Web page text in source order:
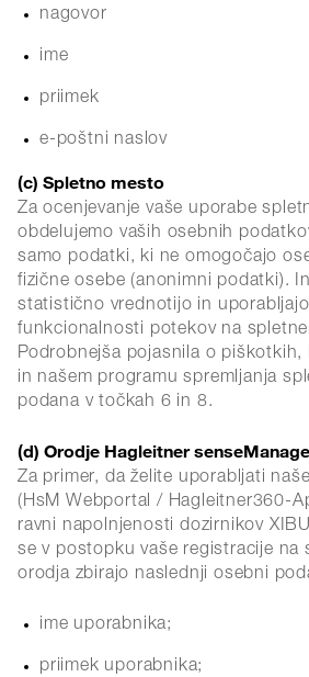
nagovor
ime
priimek
e-poštni naslov
(c) Spletno mesto
Za ocenjevanje vaše uporabe
obdelujemo vaših osebnih
samo podatki, ki ne omogočajo
fizične osebe (anonimni podatki).
statistično vrednotijo in
funkcionalnosti potekov na
Podrobnejša pojasnila o piškotkih,
in našem programu spremljanja
podana v točkah 6 in 8.
(d) Orodje Hagleitner
Za primer, da želite uporabljati
(HsM Webportal / Hagleitner360-
ravni napolnjenosti dozirnikov
se v postopku vaše registracije na
orodja zbirajo naslednji osebni
ime uporabnika;
priimek uporabnika;